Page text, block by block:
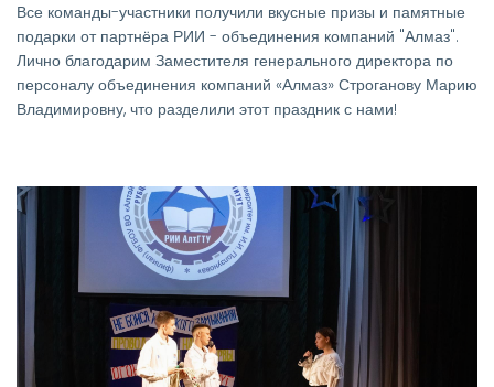
Все команды-участники получили вкусные призы и памятные
подарки от партнёра РИИ - объединения компаний "Алмаз".
Лично благодарим Заместителя генерального директора по
персоналу объединения компаний «Алмаз» Строганову Марию
Владимировну, что разделили этот праздник с нами!
Изображение